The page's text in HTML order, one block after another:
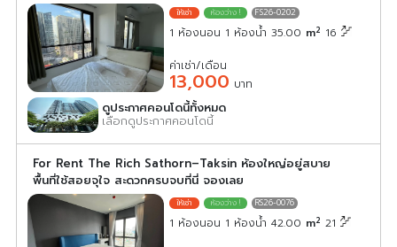
FS26-0202
1 ห้องนอน 1 ห้องน้ำ 35.00 m2 16
ค่าเช่า/เดือน
13,000 บาท
ดูประกาศคอนโดนี้ทั้งหมด
เลือกดูประกาศคอนโดนี้
For Rent The Rich Sathorn–Taksin ห้องใหญ่อยู่สบาย
พื้นที่ใช้สอยจุใจ สะดวกครบจบที่นี่ จองเลย
RS26-0076
1 ห้องนอน 1 ห้องน้ำ 42.00 m2 21